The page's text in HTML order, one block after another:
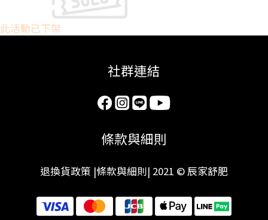
此活動已下架
社群連結
條款與細則
退換貨政策 |條款與細則| 2021 © 辰家舒肥